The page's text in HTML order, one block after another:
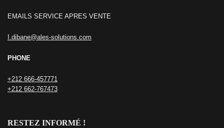
EMAILS SERVICE APRES VENTE
I.dibane@ales-solutions.com
PHONE
+212 666-457771
+212 662-767473
RESTEZ INFORMÉ !